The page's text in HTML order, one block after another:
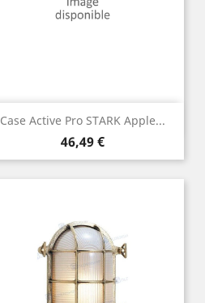
Case Active Pro STARK Apple...
Prix
46,49 €
Aperçu rapide